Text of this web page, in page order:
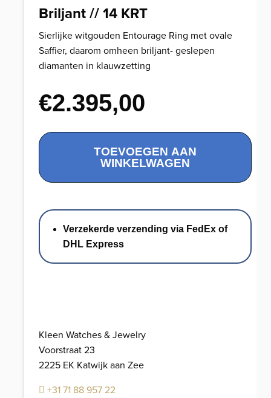
Briljant // 14 KRT
Sierlijke witgouden Entourage Ring met ovale
Saffier, daarom omheen briljant- geslepen
diamanten in klauwzetting
€2.395,00
Witgouden
Ring
1.05
Saffier
carat
aantal
TOEVOEGEN AAN
WINKELWAGEN
Verzekerde verzending via FedEx of
DHL Express
Kleen Watches & Jewelry
Voorstraat 23
2225 EK Katwijk aan Zee
+31 71 88 957 22